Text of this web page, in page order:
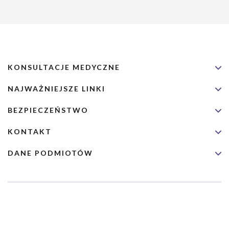
KONSULTACJE MEDYCZNE
NAJWAŻNIEJSZE LINKI
BEZPIECZEŃSTWO
KONTAKT
DANE PODMIOTÓW